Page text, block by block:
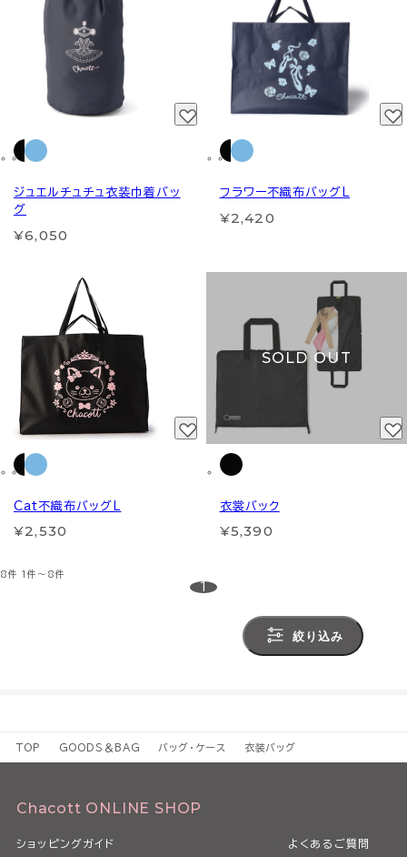
ジュエルチュチュ衣装巾着バッ
グ
¥6,050
フラワー不織布バッグL
¥2,420
Cat不織布バッグL
¥2,530
SOLD OUT
衣裳バック
¥5,390
8件 1件～8件
1
絞り込み
TOP GOODS＆BAG バッグ・ケース 衣装バッグ
Chacott ONLINE SHOP
ショッピングガイド よくあるご質問